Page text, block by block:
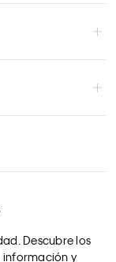
Descubre los
información y